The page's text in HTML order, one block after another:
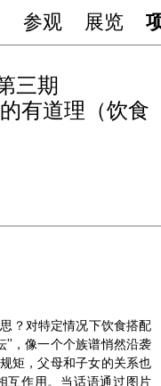
参观 展览
三期
有道理（饮食
？对特定情况下饮食搭配
”，像一个个族谱悄然沿袭
矩，父母和子女的关系也
互作用。当话语通过图片